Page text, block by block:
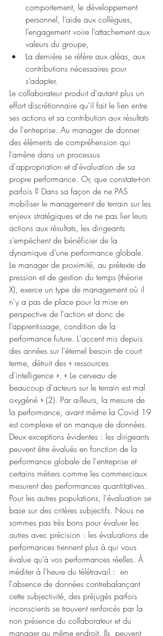
comportement, le développement
personnel, l’aide aux collègues,
l’engagement voire l’attachement aux
valeurs du groupe,
La dernière se réfère aux aléas, aux
contributions nécessaires pour
s’adapter.
Le collaborateur produit d'autant plus un
effort discrétionnaire qu'il fait le lien entre
ses actions et sa contribution aux résultats
de l'entreprise. Au manager de donner
des éléments de compréhension qui
l’amène dans un processus
d'appropriation et d'évaluation de sa
propre performance. Or, que constate-t-on
parfois ? Dans sa façon de ne PAS
mobiliser le management de terrain sur les
enjeux stratégiques et de ne pas lier leurs
actions aux résultats, les dirigeants
s’empêchent de bénéficier de la
dynamique d’une performance globale.
Le manager de proximité, au prétexte de
pression et de gestion du temps (théorie
X), exerce un type de management où il
n'y a pas de place pour la mise en
perspective de l'action et donc de
l’apprentissage, condition de la
performance future. L'accent mis depuis
des années sur l'éternel besoin de court
terme, détruit des « ressources
d'intelligence ». « Le cerveau de
beaucoup d'acteurs sur le terrain est mal
oxygéné » (2). Par ailleurs, la mesure de
la performance, avant même la Covid 19
est complexe et on manque de données.
Deux exceptions évidentes : les dirigeants
peuvent être évalués en fonction de la
performance globale de l'entreprise et
certains métiers comme les commerciaux
mesurent des performances quantitatives.
Pour les autres populations, l'évaluation se
base sur des critères subjectifs. Nous ne
sommes pas très bons pour évaluer les
autres avec précision : les évaluations de
performances tiennent plus à qui vous
évalue qu’à vos performances réelles. À
méditer à l'heure du télétravail :  en
l'absence de données contrebalançant
cette subjectivité, des préjugés parfois
inconscients se trouvent renforcés par la
non présence du collaborateur et du
manager au même endroit. Ils  peuvent